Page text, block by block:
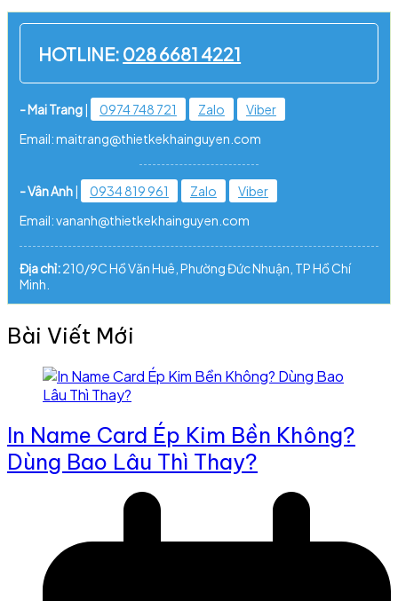
HOTLINE: 028 6681 4221
- Mai Trang| 0974 748 721 Zalo
Viber
Email: maitrang@thietkekhainguyen.com
- Vân Anh| 0934 819 961 Zalo
Viber
Email: vananh@thietkekhainguyen.com
Địa chỉ:210/9C Hồ Văn Huê, Phường Đức Nhuận, TP Hồ Chí
Minh.
Bài Viết Mới
In Name Card Ép Kim Bền Không?
Dùng Bao Lâu Thì Thay?